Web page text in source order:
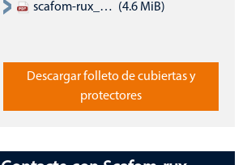
scafom-rux_brochure_weather-and-site-protection_EN.pdf (4.6 MiB)
Descargar folleto de cubiertas y
protectores